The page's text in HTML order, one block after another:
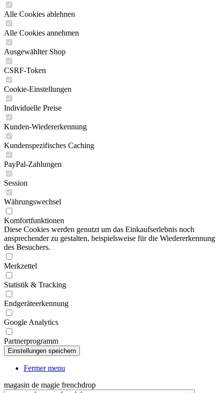
Alle Cookies ablehnen
Alle Cookies annehmen
Ausgewählter Shop
CSRF-Token
Cookie-Einstellungen
Individuelle Preise
Kunden-Wiedererkennung
Kundenspezifisches Caching
PayPal-Zahlungen
Session
Währungswechsel
Komfortfunktionen
Diese Cookies werden genutzt um das Einkaufserlebnis noch
ansprechender zu gestalten, beispielsweise für die Wiedererkennung
des Besuchers.
Merkzettel
Statistik & Tracking
Endgeräteerkennung
Google Analytics
Partnerprogramm
Fermer menu
magasin de magie frenchdrop